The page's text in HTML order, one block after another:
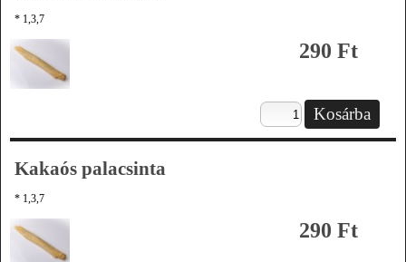
* 1,3,7
290 Ft
Kakaós palacsinta
* 1,3,7
290 Ft